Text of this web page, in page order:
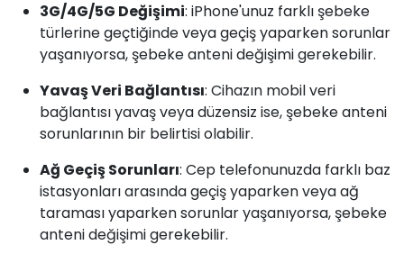
3G/4G/5G Değişimi: iPhone'unuz farklı şebeke
türlerine geçtiğinde veya geçiş yaparken sorunlar
yaşanıyorsa, şebeke anteni değişimi gerekebilir.
Yavaş Veri Bağlantısı: Cihazın mobil veri
bağlantısı yavaş veya düzensiz ise, şebeke anteni
sorunlarının bir belirtisi olabilir.
Ağ Geçiş Sorunları: Cep telefonunuzda farklı baz
istasyonları arasında geçiş yaparken veya ağ
taraması yaparken sorunlar yaşanıyorsa, şebeke
anteni değişimi gerekebilir.